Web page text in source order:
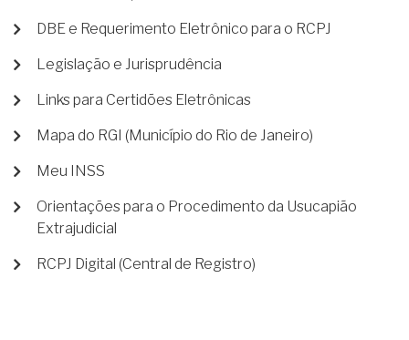
DBE e Requerimento Eletrônico para o RCPJ
Legislação e Jurisprudência
Links para Certidões Eletrônicas
Mapa do RGI (Município do Rio de Janeiro)
Meu INSS
Orientações para o Procedimento da Usucapião
Extrajudicial
RCPJ Digital (Central de Registro)